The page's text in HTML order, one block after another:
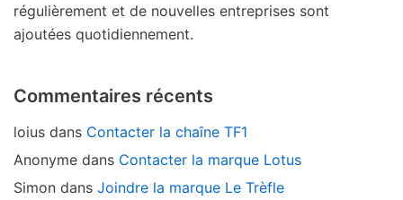
régulièrement et de nouvelles entreprises sont
ajoutées quotidiennement.
Commentaires récents
loius dans Contacter la chaîne TF1
Anonyme dans Contacter la marque Lotus
Simon dans Joindre la marque Le Trèfle